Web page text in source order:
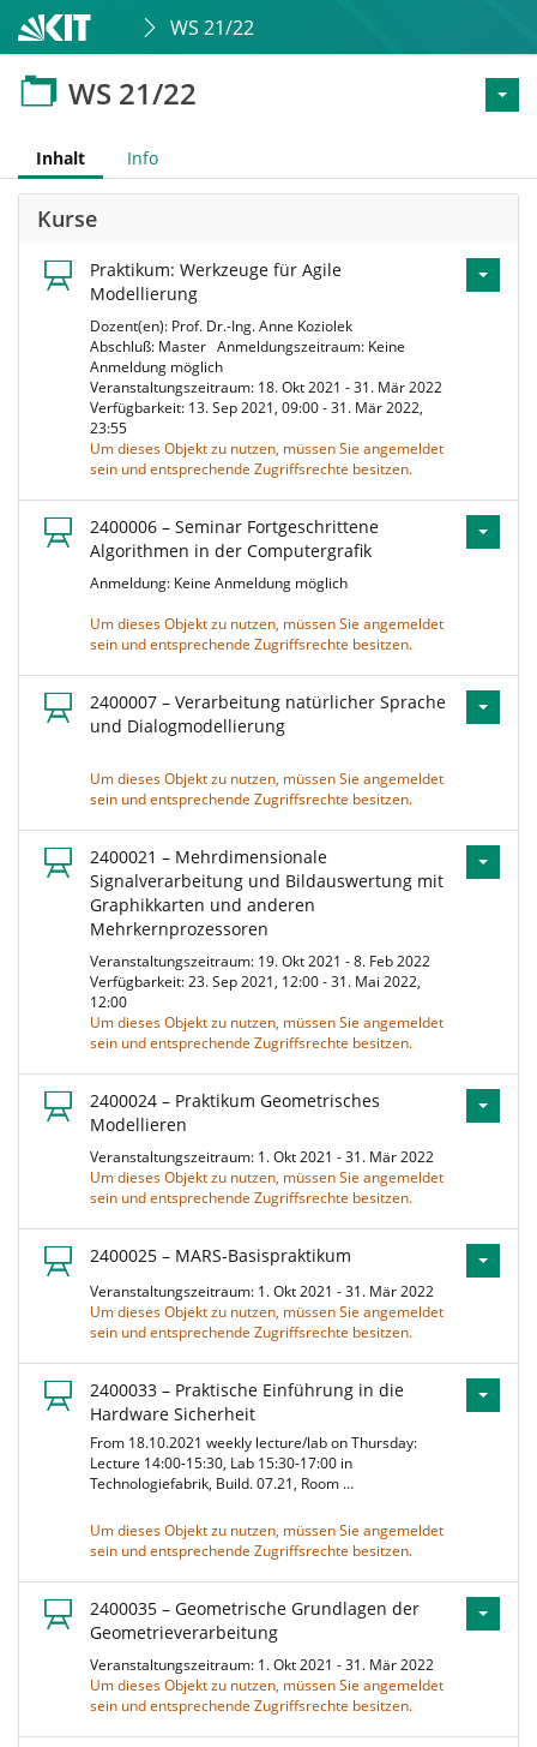
WS 21/22
WS 21/22
Inhalt Info
Kurse
Praktikum: Werkzeuge für Agile
Modellierung
Dozent(en): Prof. Dr.-Ing. Anne Koziolek
Abschluß: Master Anmeldungszeitraum: Keine
Anmeldung möglich
Veranstaltungszeitraum: 18. Okt 2021 - 31. Mär 2022
Verfügbarkeit: 13. Sep 2021, 09:00 - 31. Mär 2022,
23:55
Um dieses Objekt zu nutzen, müssen Sie angemeldet
sein und entsprechende Zugriffsrechte besitzen.
2400006 – Seminar Fortgeschrittene
Algorithmen in der Computergrafik
Anmeldung: Keine Anmeldung möglich
Um dieses Objekt zu nutzen, müssen Sie angemeldet
sein und entsprechende Zugriffsrechte besitzen.
2400007 – Verarbeitung natürlicher Sprache
und Dialogmodellierung
Um dieses Objekt zu nutzen, müssen Sie angemeldet
sein und entsprechende Zugriffsrechte besitzen.
2400021 – Mehrdimensionale
Signalverarbeitung und Bildauswertung mit
Graphikkarten und anderen
Mehrkernprozessoren
Veranstaltungszeitraum: 19. Okt 2021 - 8. Feb 2022
Verfügbarkeit: 23. Sep 2021, 12:00 - 31. Mai 2022,
12:00
Um dieses Objekt zu nutzen, müssen Sie angemeldet
sein und entsprechende Zugriffsrechte besitzen.
2400024 – Praktikum Geometrisches
Modellieren
Veranstaltungszeitraum: 1. Okt 2021 - 31. Mär 2022
Um dieses Objekt zu nutzen, müssen Sie angemeldet
sein und entsprechende Zugriffsrechte besitzen.
2400025 – MARS-Basispraktikum
Veranstaltungszeitraum: 1. Okt 2021 - 31. Mär 2022
Um dieses Objekt zu nutzen, müssen Sie angemeldet
sein und entsprechende Zugriffsrechte besitzen.
2400033 – Praktische Einführung in die
Hardware Sicherheit
From 18.10.2021 weekly lecture/lab on Thursday:
Lecture 14:00-15:30, Lab 15:30-17:00 in
Technologiefabrik, Build. 07.21, Room …
Um dieses Objekt zu nutzen, müssen Sie angemeldet
sein und entsprechende Zugriffsrechte besitzen.
2400035 – Geometrische Grundlagen der
Geometrieverarbeitung
Veranstaltungszeitraum: 1. Okt 2021 - 31. Mär 2022
Um dieses Objekt zu nutzen, müssen Sie angemeldet
sein und entsprechende Zugriffsrechte besitzen.